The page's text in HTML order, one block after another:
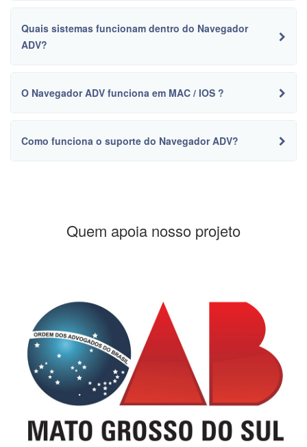
Quais sistemas funcionam dentro do Navegador
ADV?
O Navegador ADV funciona em MAC / IOS ?
Como funciona o suporte do Navegador ADV?
Quem apoia nosso projeto